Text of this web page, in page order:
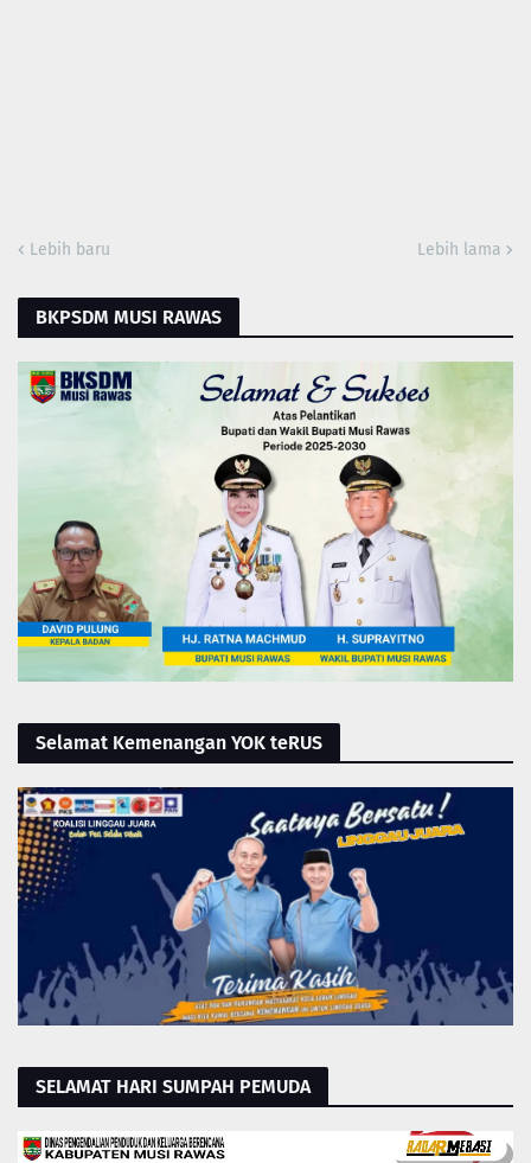
Lebih baru Lebih lama
BKPSDM MUSI RAWAS
Selamat Kemenangan YOK teRUS
SELAMAT HARI SUMPAH PEMUDA